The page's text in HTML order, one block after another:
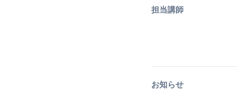
担当講師
お知らせ